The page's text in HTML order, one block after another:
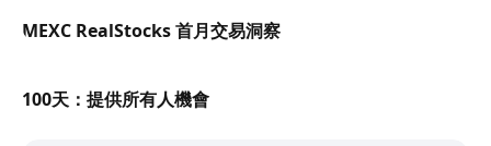
MEXC RealStocks 首月交易洞察
100天：提供所有人機會